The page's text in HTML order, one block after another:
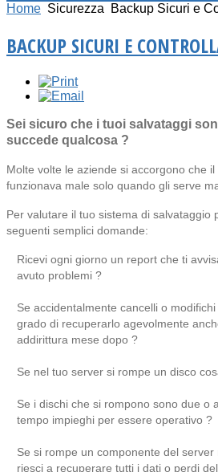
Home Sicurezza Backup Sicuri e
BACKUP SICURI E
Sei sicuro che i tuoi salvataggi
succede qualcosa ?
Molte volte le aziende si accorgono che
funzionava male solo quando gli serve
Per valutare il tuo sistema di salvataggio
seguenti semplici domande:
Ricevi ogni giorno un report che ti
avuto problemi ?
Se accidentalmente cancelli o
grado di recuperarlo agevolmente
addirittura mese dopo ?
Se nel tuo server si rompe un disco
Se i dischi che si rompono sono due o
tempo impieghi per essere operativo ?
Se si rompe un componente del
riesci a recuperare tutti i dati o perdi